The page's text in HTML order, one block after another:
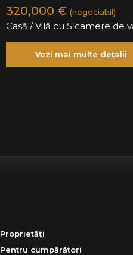
320,000 € (negociabil)
Casă / Vilă cu 5 camere de
Vezi mai multe detalii
Proprietăți
Pentru cumpărători